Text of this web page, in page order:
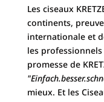
Les ciseaux
continents,
internationale et
les
promesse de
mieux. Et les